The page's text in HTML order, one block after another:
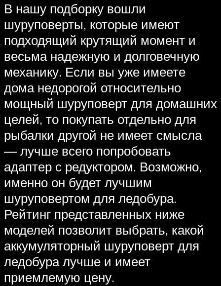
В нашу подборку вошли
шуруповерты, которые имеют
подходящий крутящий момент и
весьма надежную и долговечную
механику. Если вы уже имеете
дома недорогой относительно
мощный шуруповерт для домашних
целей, то покупать отдельно для
рыбалки другой не имеет смысла
— лучше всего попробовать
адаптер с редуктором. Возможно,
именно он будет лучшим
шуруповертом для ледобура.
Рейтинг представленных ниже
моделей позволит выбрать, какой
аккумуляторный шуруповерт для
ледобура лучше и имеет
приемлемую цену.